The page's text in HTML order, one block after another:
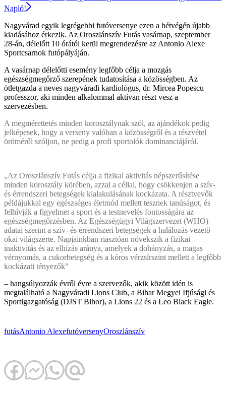
Napló!
Nagyvárad egyik legrégebbi futóversenye ezen a hétvégén újabb
kiadásához érkezik. Az Oroszlánszív Futás vasárnap, szeptember
28-án, délelőtt 10 órától kerül megrendezésre az Antonio Alexe
Sportcsarnok futópályáján.
A vasárnap délelőtti esemény legfőbb célja a mozgás
egészségmegőrző szerepének tudatosítása a közösségben. Az
ötletgazda a neves nagyváradi kardiológus, dr. Mircea Popescu
professzor, aki minden alkalommal aktívan részt vesz a
szervezésben.
A megmérettetés minden korosztálynak szól, az ajándékok pedig
jelképesek, hogy a verseny valóban a közösségről és a részvétel
öröméről szóljon, ne pedig a profi sportolók dominanciájáról.
„Az Oroszlánszív Futás célja a fizikai aktivitás népszerűsítése
minden korosztály körében, azzal a céllal, hogy csökkenjen a szív-
és érrendszeri betegségek kialakulásának kockázata. A résztvevők
példájukkal egy egészséges életmód mellett tesznek tanúságot, és
felhívják a figyelmet a sport és a testnevelés fontosságára az
egészségmegőrzésben. Az Egészségügyi Világszervezet (WHO)
adatai szerint a szív- és érrendszeri betegségek a halálozás vezető
okai világszerte. Napjainkban riasztóan növekszik a fizikai
inaktivitás és az elhízás aránya, amelyek a dohányzás, a magas
vérnyomás, a cukorbetegség és a kóros vérzsírszint mellett a legfőbb
kockázati tényezők”
– hangsúlyozzák évről évre a szervezők, akik között idén is
megtalálható a Nagyváradi Lions Club, a Bihar Megyei Ifjúsági és
Sportigazgatóság (DJST Bihor), a Lions 22 és a Leo Black Eagle.
futásAntonio AlexefutóversenyOroszlánszív